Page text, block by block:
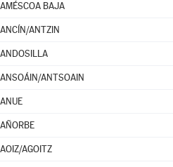
AMÉSCOA BAJA
ANCÍN/ANTZIN
ANDOSILLA
ANSOÁIN/ANTSOAIN
ANUE
AÑORBE
AOIZ/AGOITZ